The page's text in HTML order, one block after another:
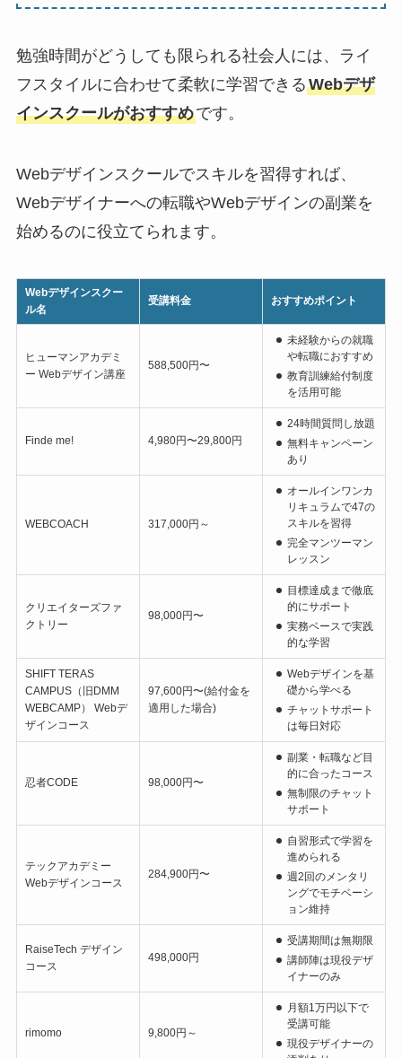
勉強時間がどうしても限られる社会人には、ライ
フスタイルに合わせて柔軟に学習できるWebデザ
インスクールがおすすめです。
Webデザインスクールでスキルを習得すれば、
Webデザイナーへの転職やWebデザインの副業を
始めるのに役立てられます。
Webデザインスクー
ル名
受講料金 おすすめポイント
ヒューマンアカデミ
ー Webデザイン講座
588,500円〜
未経験からの就職
や転職におすすめ
教育訓練給付制度
を活用可能
Finde me! 4,980円〜29,800円
24時間質問し放題
無料キャンペーン
あり
WEBCOACH 317,000円～
オールインワンカ
リキュラムで47の
スキルを習得
完全マンツーマン
レッスン
クリエイターズファ
クトリー
98,000円〜
目標達成まで徹底
的にサポート
実務ベースで実践
的な学習
SHIFT TERAS
CAMPUS（旧DMM
WEBCAMP） Webデ
ザインコース
97,600円〜(給付金を
適用した場合)
Webデザインを基
礎から学べる
チャットサポート
は毎日対応
忍者CODE 98,000円〜
副業・転職など目
的に合ったコース
無制限のチャット
サポート
テックアカデミー
Webデザインコース
284,900円〜
自習形式で学習を
進められる
週2回のメンタリ
ングでモチベーシ
ョン維持
RaiseTech デザイン
コース
498,000円
受講期間は無期限
講師陣は現役デザ
イナーのみ
rimomo 9,800円～
月額1万円以下で
受講可能
現役デザイナーの